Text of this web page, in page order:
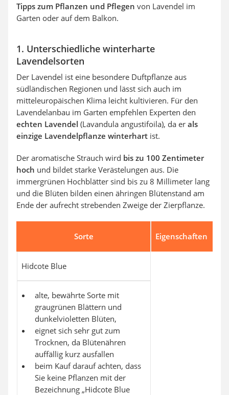
Tipps zum Pflanzen und Pflegen von Lavendel im
Garten oder auf dem Balkon.
1. Unterschiedliche winterharte
Lavendelsorten
Der Lavendel ist eine besondere Duftpflanze aus
südländischen Regionen und lässt sich auch im
mitteleuropäischen Klima leicht kultivieren. Für den
Lavendelanbau im Garten empfehlen Experten den
echten Lavendel (Lavandula angustifoila), da er als
einzige Lavendelpflanze winterhart ist.
Der aromatische Strauch wird bis zu 100 Zentimeter
hoch und bildet starke Verästelungen aus. Die
immergrünen Hochblätter sind bis zu 8 Millimeter lang
und die Blüten bilden einen ähringen Blütenstand am
Ende der aufrecht strebenden Zweige der Zierpflanze.
Sorte Eigenschaften
Hidcote Blue
alte, bewährte Sorte mit
graugrünen Blättern und
dunkelvioletten Blüten,
eignet sich sehr gut zum
Trocknen, da Blütenähren
auffällig kurz ausfallen
beim Kauf darauf achten, dass
Sie keine Pflanzen mit der
Bezeichnung „Hidcote Blue